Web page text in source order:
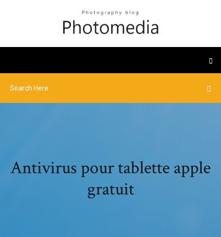
Antivirus pour tablette apple
gratuit